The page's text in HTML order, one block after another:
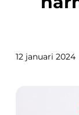
12 januari 2024